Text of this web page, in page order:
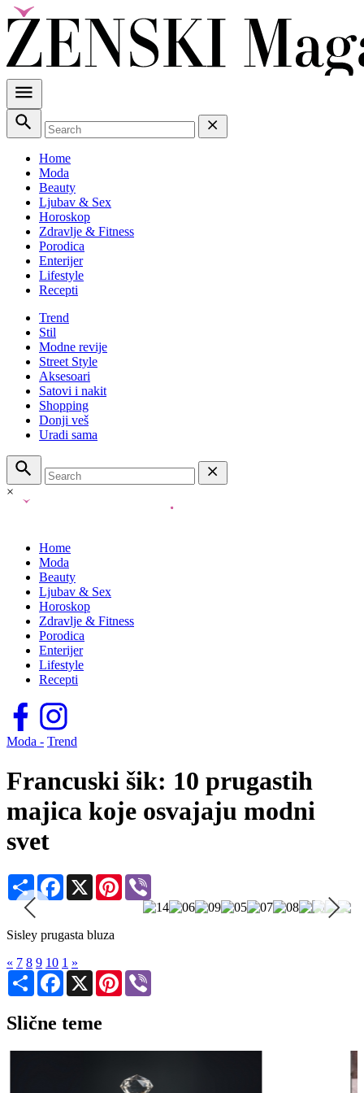
Home
Moda
Beauty
Ljubav & Sex
Horoskop
Zdravlje & Fitness
Porodica
Enterijer
Lifestyle
Recepti
Trend
Stil
Modne revije
Street Style
Aksesoari
Satovi i nakit
Shopping
Donji veš
Uradi sama
×
Home
Moda
Beauty
Ljubav & Sex
Horoskop
Zdravlje & Fitness
Porodica
Enterijer
Lifestyle
Recepti
Moda - Trend
Francuski šik: 10 prugastih
majica koje osvajaju modni
svet
Share Facebook
X Pinterest
Sisley prugasta bluza
« 7 8 9 10 1 »
Share Facebook
X Pinterest
Slične teme